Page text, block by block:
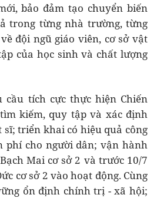
bảo đảm tạo chuyển biến
trong từng nhà trường, từng
đội ngũ giáo viên, cơ sở vật
của học sinh và chất lượng
cầu tích cực thực hiện Chiến
kiếm, quy tập và xác định
triển khai có hiệu quả công
phí cho người dân; vận hành
Mai cơ sở 2 và trước 10/7
cơ sở 2 vào hoạt động. Cùng
ổn định chính trị - xã hội;